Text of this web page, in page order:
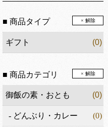
■ 商品タイプ × 解除
ギフト (0)
■ 商品カテゴリ × 解除
御飯の素・おとも (0)
- どんぶり・カレー (0)